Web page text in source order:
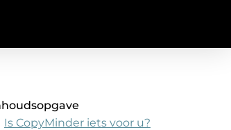
Is CopyMinder iets voor u?